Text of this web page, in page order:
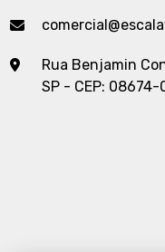
Rua Benjamin
SP - CEP: 08674-